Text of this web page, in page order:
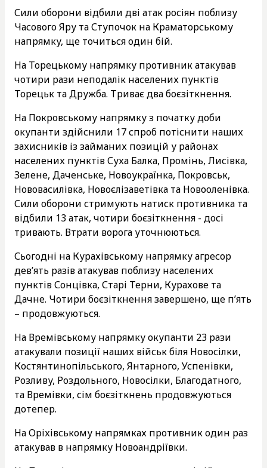
Сили оборони відбили дві атак росіян поблизу
Часового Яру та Ступочок на Краматорському
напрямку, ще точиться один бій.
На Торецькому напрямку противник атакував
чотири рази неподалік населених пунктів
Торецьк та Дружба. Триває два боєзіткнення.
На Покровському напрямку з початку доби
окупанти здійснили 17 спроб потіснити наших
захисників із займаних позицій у районах
населених пунктів Суха Балка, Промінь, Лисівка,
Зелене, Даченське, Новоукраїнка, Покровськ,
Нововасилівка, Новоєлізаветівка та Новооленівка.
Сили оборони стримують натиск противника та
відбили 13 атак, чотири боєзіткнення - досі
тривають. Втрати ворога уточнюються.
Сьогодні на Курахівському напрямку агресор
дев’ять разів атакував поблизу населених
пунктів Сонцівка, Старі Терни, Курахове та
Дачне. Чотири боєзіткнення завершено, ще п’ять
– продовжуються.
На Времівському напрямку окупанти 23 рази
атакували позиції наших військ біля Новосілки,
Костянтинопільського, Янтарного, Успенівки,
Розливу, Роздольного, Новосілки, Благодатного,
та Времівки, сім боєзіткнень продовжуються
дотепер.
На Оріхівському напрямках противник один раз
атакував в напрямку Новоандріївки.